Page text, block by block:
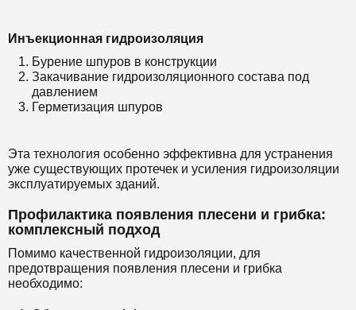
Инъекционная гидроизоляция
Бурение шпуров в конструкции
Закачивание гидроизоляционного состава под
давлением
Герметизация шпуров
Эта технология особенно эффективна для устранения
уже существующих протечек и усиления гидроизоляции
эксплуатируемых зданий.
Профилактика появления плесени и грибка:
комплексный подход
Помимо качественной гидроизоляции, для
предотвращения появления плесени и грибка
необходимо: